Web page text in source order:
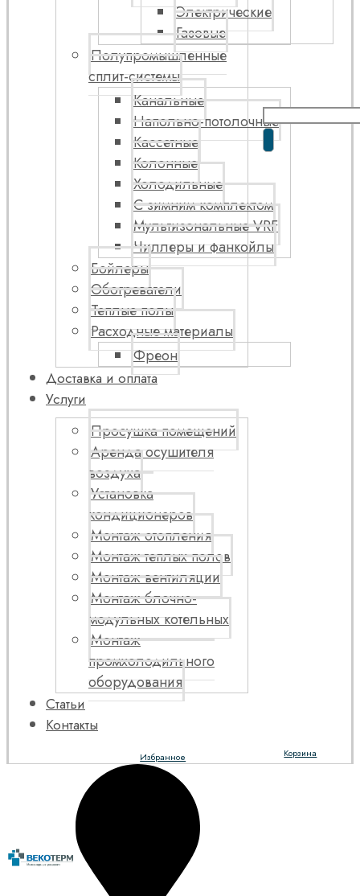
Электрические
Газовые
Полупромышленные
сплит-системы
Канальные
Напольно-потолочные
Кассетные
Колонные
Холодильные
С зимним комплектом
Мультизональные VRF
Чиллеры и фанкойлы
Бойлеры
Обогреватели
Теплые полы
Расходные материалы
Фреон
Доставка и оплата
Услуги
Просушка помещений
Аренда осушителя
воздуха
Установка
кондиционеров
Монтаж отопления
Монтаж теплых полов
Монтаж вентиляции
Монтаж блочно-
модульных котельных
Монтаж
промхолодильного
оборудования
Статьи
Контакты
Корзина
Избранное